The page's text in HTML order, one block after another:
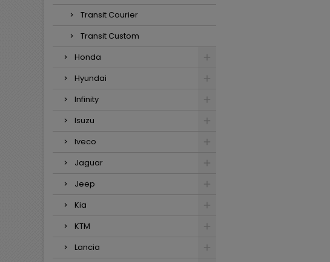
Transit Courier
Transit Custom
Honda
Hyundai
Infinity
Isuzu
Iveco
Jaguar
Jeep
Kia
KTM
Lancia